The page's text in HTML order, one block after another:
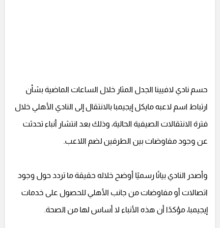
حسم نادي لافيينا الجدل المثار خلال الساعات الماضية بشأن
ارتباط اسم لاعبه مايكل إيجيمبا بالانتقال إلى النادي الأهلي خلال
فترة الانتقالات الصيفية الحالية، وذلك بعد انتشار أنباء تحدثت
عن وجود مفاوضات بين الطرفين لضم اللاعب.
وأصدر النادي بيانًا رسميًا أوضح خلاله حقيقة ما تردد حول وجود
اتصالات أو مفاوضات من جانب الأهلي للحصول على خدمات
إيجيمبا، مؤكدًا أن هذه الأنباء لا أساس لها من الصحة.